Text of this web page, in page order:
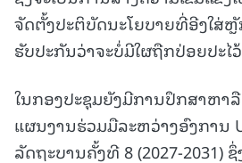
ຈັດຕັ້ງປະຕິບັດນະໂຍບາຍທີ່ອີງໃສ່
ຮັບປະກັນວ່າຈະບໍ່ມີໃຜຖືກປ່ອຍປະໄ
ໃນກອງປະຊຸມຍັງມີການປຶກສາຫາ
ແຜນງານຮ່ວມມືລະຫວ່າງອົງການ
ລັດຖະບານຄັ້ງທີ 8 (2027-2031)